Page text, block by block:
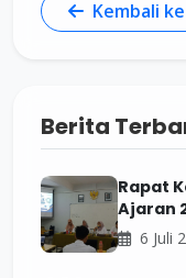
Kembali
Berita
Rapat
Ajaran
6 Juli